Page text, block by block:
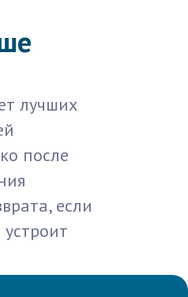
лучших
после
если
устроит